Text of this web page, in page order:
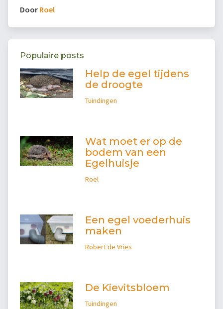
Door Roel
Populaire posts
Help de egel tijdens
de droogte
Tuindingen
Wat moet er op de
bodem van een
Egelhuisje
Roel
Een egel voederhuis
maken
Robert de Vries
De Kievitsbloem
Tuindingen